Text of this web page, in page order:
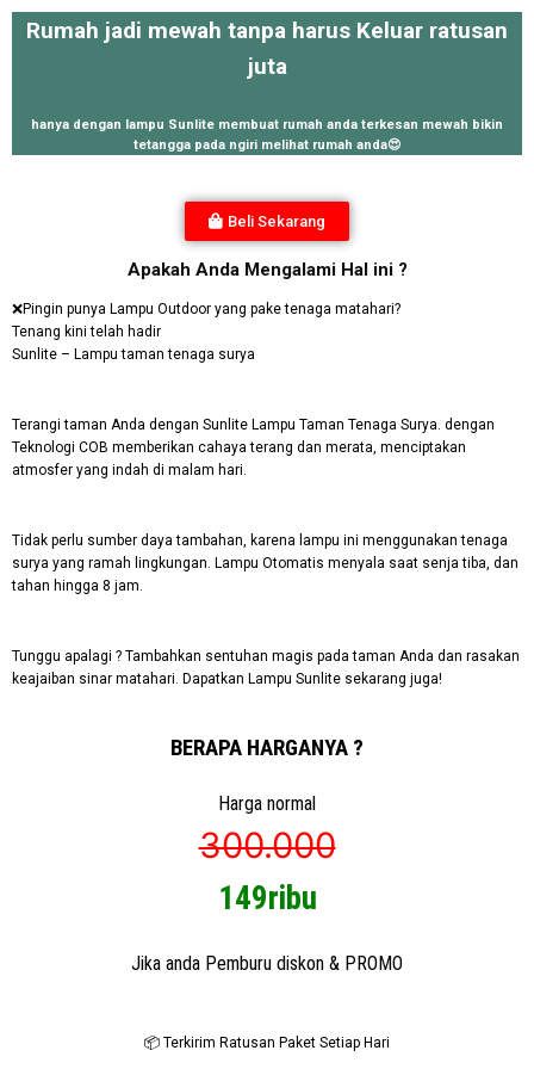
Rumah jadi mewah tanpa harus Keluar ratusan
juta
hanya dengan lampu Sunlite membuat rumah anda terkesan mewah bikin
tetangga pada ngiri melihat rumah anda😍
Beli Sekarang
Apakah Anda Mengalami Hal ini ?
❌Pingin punya Lampu Outdoor yang pake tenaga matahari?
Tenang kini telah hadir
Sunlite – Lampu taman tenaga surya
Terangi taman Anda dengan Sunlite Lampu Taman Tenaga Surya. dengan
Teknologi COB memberikan cahaya terang dan merata, menciptakan
atmosfer yang indah di malam hari.
Tidak perlu sumber daya tambahan, karena lampu ini menggunakan tenaga
surya yang ramah lingkungan. Lampu Otomatis menyala saat senja tiba, dan
tahan hingga 8 jam.
Tunggu apalagi ? Tambahkan sentuhan magis pada taman Anda dan rasakan
keajaiban sinar matahari. Dapatkan Lampu Sunlite sekarang juga!
BERAPA HARGANYA ?
Harga normal
300.000
149ribu
Jika anda Pemburu diskon & PROMO
📦 Terkirim Ratusan Paket Setiap Hari